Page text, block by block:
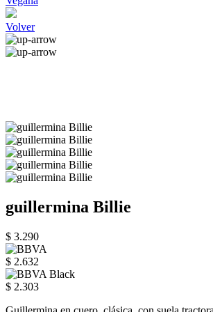
Volver
guillermina Billie
$ 3.290
$ 2.632
$ 2.303